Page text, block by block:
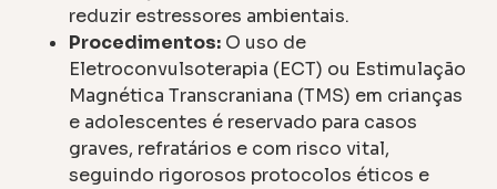
reduzir estressores ambientais.
Procedimentos: O uso de
Eletroconvulsoterapia (ECT) ou Estimulação
Magnética Transcraniana (TMS) em crianças
e adolescentes é reservado para casos
graves, refratários e com risco vital,
seguindo rigorosos protocolos éticos e